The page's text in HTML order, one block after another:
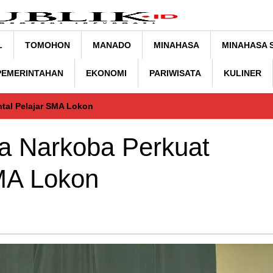
TOMOHON MANADO MINAHASA MINAHASA
EKONOMI PARIWISATA KULINER
Pelajar SMA Lokon
Narkoba Perkuat
Lokon